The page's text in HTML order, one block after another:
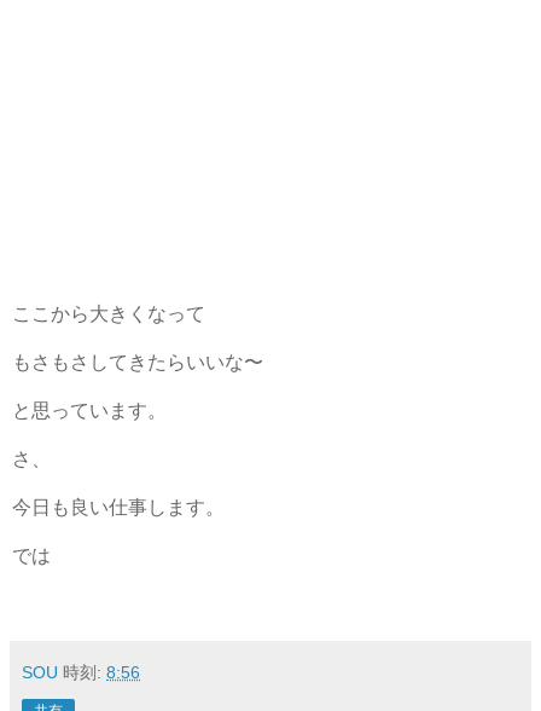
ここから大きくなって
もさもさしてきたらいいな〜
と思っています。
さ、
今日も良い仕事します。
では
SOU 時刻: 8:56